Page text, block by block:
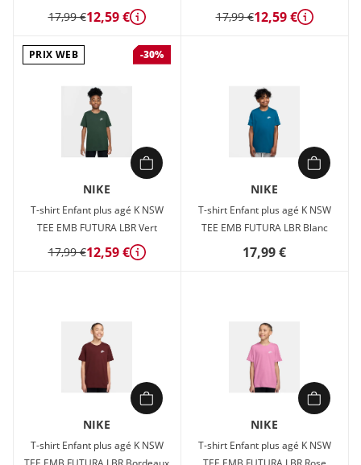
17,99 €12,59 € Détails
17,99 €12,59 € Détails
PRIX WEB -30%
NIKE
T-shirt Enfant plus agé K NSW
TEE EMB FUTURA LBR Vert
17,99 €12,59 € Détails
NIKE
T-shirt Enfant plus agé K NSW
TEE EMB FUTURA LBR Blanc
17,99 €
NIKE
T-shirt Enfant plus agé K NSW
NIKE
T-shirt Enfant plus agé K NSW